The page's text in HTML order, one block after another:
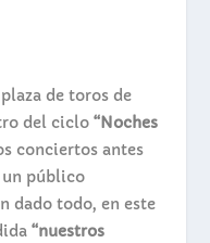
de toros de
del ciclo “Noches
conciertos antes
un público
dado todo, en este
“nuestros